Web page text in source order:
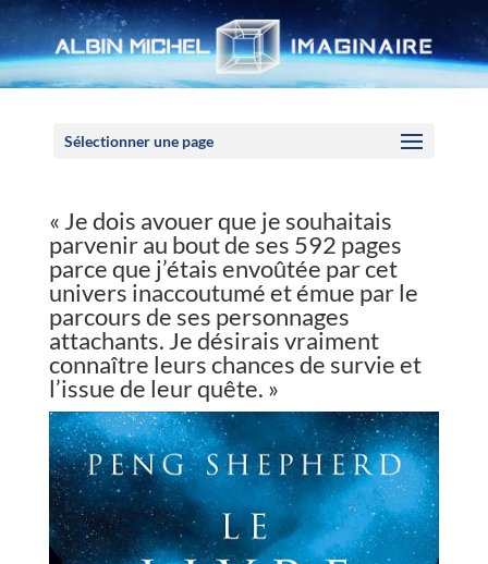
Sélectionner une page
« Je dois avouer que je souhaitais
parvenir au bout de ses 592 pages
parce que j’étais envoûtée par cet
univers inaccoutumé et émue par le
parcours de ses personnages
attachants. Je désirais vraiment
connaître leurs chances de survie et
l’issue de leur quête. »
Panneau de gestion des cookies